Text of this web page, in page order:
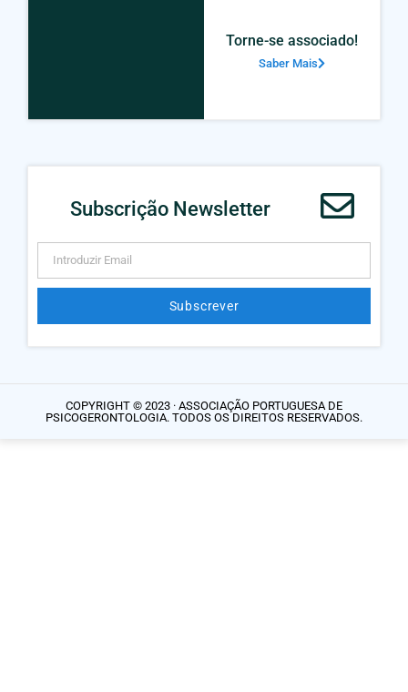
Torne-se associado!
Saber Mais
Subscrição Newsletter
Subscrever
COPYRIGHT © 2023 · ASSOCIAÇÃO PORTUGUESA DE
PSICOGERONTOLOGIA. TODOS OS DIREITOS RESERVADOS.